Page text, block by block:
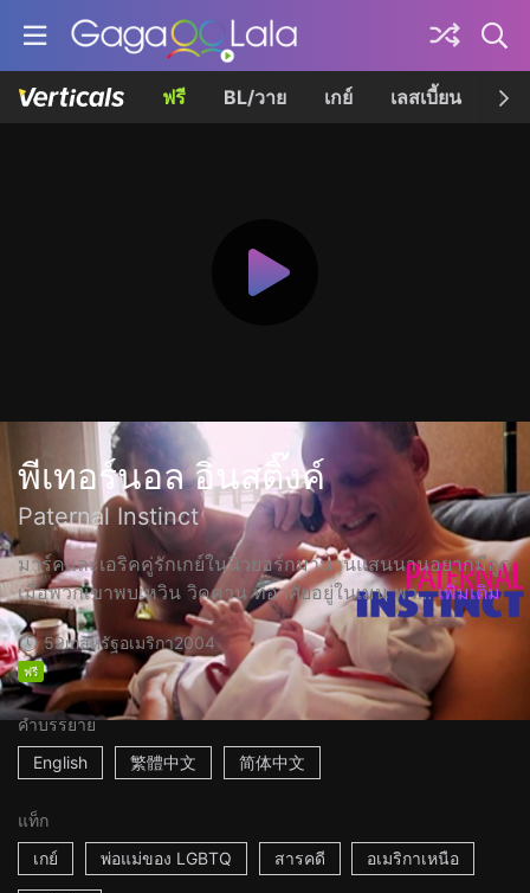
ฟรี BL/วาย เกย์ เลสเบี้ยน เค
พีเทอร์นอล อินสติ๊งค์
Paternal Instinct
มาร์คและเอริคคู่รักเกย์ในนิวยอร์กมานานแสนนานอยากมีลูก
เมื่อพวกเขาพบเหวิน วิคคาน ที่อาศัยอยู่ในเมน พว... เพิ่มเติม
59mสหรัฐอเมริกา2004
ฟรี
คำบรรยาย
English
繁體中文 简体中文
แท็ก
เกย์
พ่อแม่ของ LGBTQ สารคดี อเมริกาเหนือ